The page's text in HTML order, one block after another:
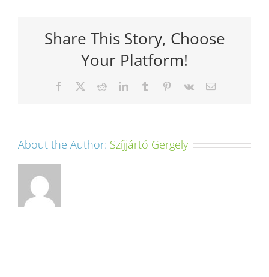
Share This Story, Choose
Your Platform!
Facebook RedditLinkedInTumblr Pinterest
Vk Email:
About the Author: Szíjjártó Gergely